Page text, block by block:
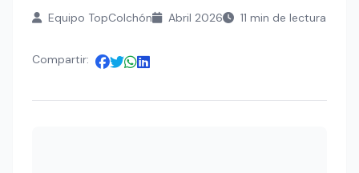
Equipo TopColchón Abril 2026 11 min de lectura
Compartir: